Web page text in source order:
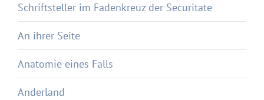
Schriftsteller im Fadenkreuz der Securitate
An ihrer Seite
Anatomie eines Falls
Anderland